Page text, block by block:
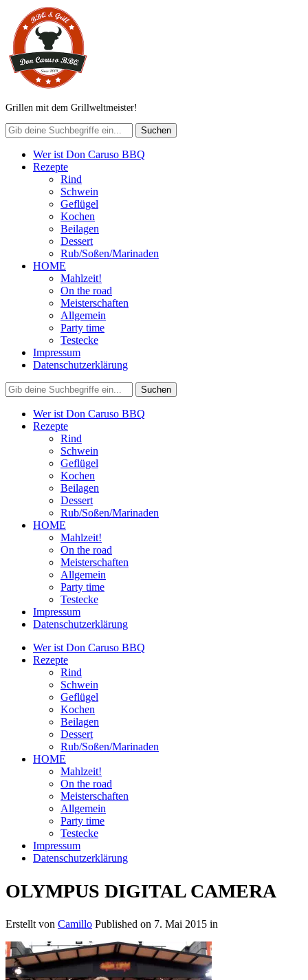
Grillen mit dem Grillweltmeister!
Wer ist Don Caruso BBQ
Rezepte
Rind
Schwein
Geflügel
Kochen
Beilagen
Dessert
Rub/Soßen/Marinaden
HOME
Mahlzeit!
On the road
Meisterschaften
Allgemein
Party time
Testecke
Impressum
Datenschutzerklärung
Wer ist Don Caruso BBQ
Rezepte
Rind
Schwein
Geflügel
Kochen
Beilagen
Dessert
Rub/Soßen/Marinaden
HOME
Mahlzeit!
On the road
Meisterschaften
Allgemein
Party time
Testecke
Impressum
Datenschutzerklärung
Wer ist Don Caruso BBQ
Rezepte
Rind
Schwein
Geflügel
Kochen
Beilagen
Dessert
Rub/Soßen/Marinaden
HOME
Mahlzeit!
On the road
Meisterschaften
Allgemein
Party time
Testecke
Impressum
Datenschutzerklärung
OLYMPUS DIGITAL CAMERA
Erstellt von Camillo Published on 7. Mai 2015 in